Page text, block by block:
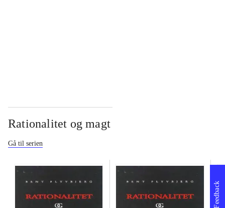
Rationalitet og magt
Gå til serien
Feedback